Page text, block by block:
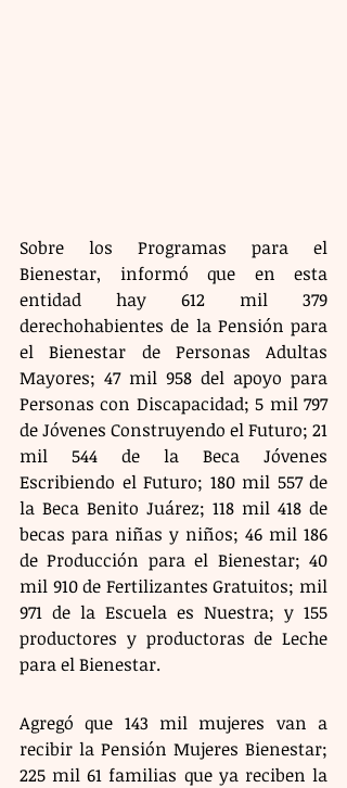
Sobre los Programas para el
Bienestar, informó que en esta
entidad hay 612 mil 379
derechohabientes de la Pensión para
el Bienestar de Personas Adultas
Mayores; 47 mil 958 del apoyo para
Personas con Discapacidad; 5 mil 797
de Jóvenes Construyendo el Futuro; 21
mil 544 de la Beca Jóvenes
Escribiendo el Futuro; 180 mil 557 de
la Beca Benito Juárez; 118 mil 418 de
becas para niñas y niños; 46 mil 186
de Producción para el Bienestar; 40
mil 910 de Fertilizantes Gratuitos; mil
971 de la Escuela es Nuestra; y 155
productores y productoras de Leche
para el Bienestar.
Agregó que 143 mil mujeres van a
recibir la Pensión Mujeres Bienestar;
225 mil 61 familias que ya reciben la